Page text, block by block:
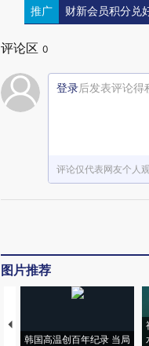
推广 财新会员积分兑
评论区 0
登录后发表评论得
评论仅代表网友个人
图片推荐
韩国高温创百年纪录 当局